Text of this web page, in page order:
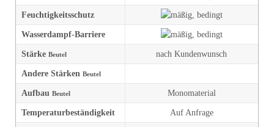
Feuchtigkeits­schutz
Wasserdampf-Barriere
Stärke Beutel nach Kundenwunsch
Andere Stärken Beutel
Aufbau Beutel Monomaterial
Temperatur­beständigkeit Auf Anfrage